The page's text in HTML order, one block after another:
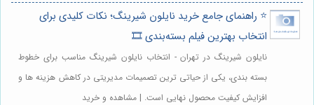
⭐️ راهنمای جامع خرید نایلون شیرینگ؛ نکات کلیدی برای
انتخاب بهترین فیلم بسته‌بندی 🎞️
نایلون شیرینگ در تهران - انتخاب نایلون شیرینگ مناسب برای خطوط
بسته بندی، یکی از حیاتی ترین تصمیمات مدیریتی در کاهش هزینه ها و
افزایش کیفیت محصول نهایی است. | مشاهده و خرید